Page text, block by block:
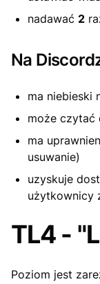
nadawać 2
Na
ma niebieski
może czytać
ma
usuwanie)
uzyskuje
użytkownicy
TL4 -
Poziom jest